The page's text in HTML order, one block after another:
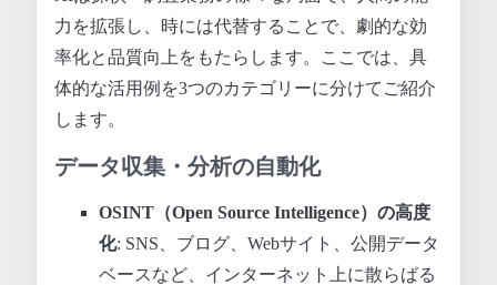
力を拡張し、時には代替することで、劇的な効
率化と品質向上をもたらします。ここでは、具
体的な活用例を3つのカテゴリーに分けてご紹介
します。
データ収集・分析の自動化
OSINT（Open Source Intelligence）の高度
化: SNS、ブログ、Webサイト、公開データ
ベースなど、インターネット上に散らばる